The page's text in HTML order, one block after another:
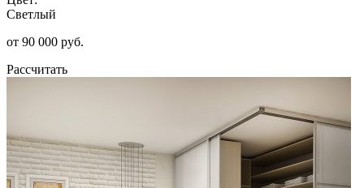
Светлый
от 90 000 руб.
Рассчитать